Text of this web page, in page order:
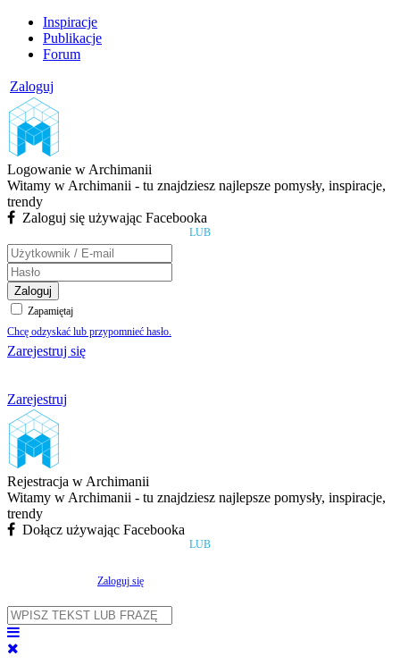
Inspiracje
Publikacje
Forum
Zaloguj
Logowanie w Archimanii
Witamy w Archimanii - tu znajdziesz najlepsze pomysły, inspiracje,
trendy
Zaloguj się używając Facebooka
LUB
Zaloguj
Zapamiętaj
Chcę odzyskać lub przypomnieć hasło.
Zarejestruj się
Zarejestruj
Rejestracja w Archimanii
Witamy w Archimanii - tu znajdziesz najlepsze pomysły, inspiracje,
trendy
Dołącz używając Facebooka
LUB
Zaloguj się